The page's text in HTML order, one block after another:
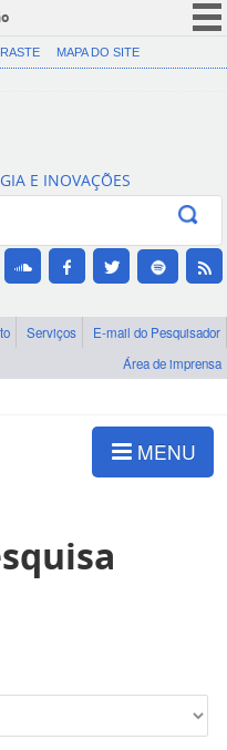
CORONAVÍRUS (COVID-19)
Canais
MAPA DO SITE
E INOVAÇÕES
Serviços
E-mail do Pesquisador
Área de imprensa
MENU